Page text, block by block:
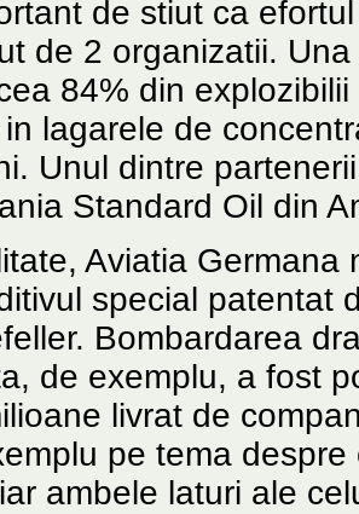
de stiut ca
de 2 organizatii.
84% din
lagarele de
Unul dintre
Standard Oil din
Aviatia
special patentat
Bombardarea
de exemplu, a fost
livrat de
pe tema
ambele laturi ale